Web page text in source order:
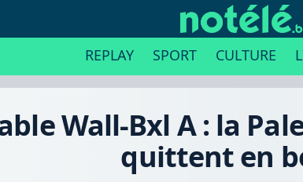
REPLAY SPORT CULTURE
Wall-Bxl A : la
quittent en